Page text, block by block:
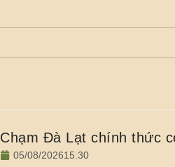
Chạm Đà Lạt chính thức
05/08/202615:30